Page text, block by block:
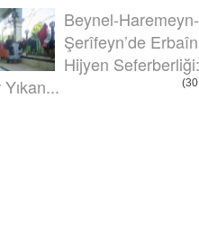
Beynel-
Şerîfeyn’de
Hijyen Seferberliği: